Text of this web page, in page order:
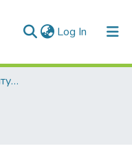
Log In (current)
Факультет менеджменту та маркетингу (ФММ)